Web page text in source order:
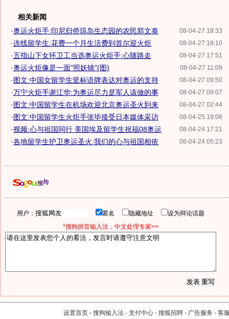
相关新闻
08-04-27 18:33
·奥运火炬手:印尼归侨琼岛生态园的农民郑文泰
08-04-27 18:10
·连线留学生:花费一个月生活费到首尔迎火炬
08-04-27 17:51
·五指山下女环卫工当选奥运火炬手:心随路走
08-04-27 11:09
·奥运火炬像是一面"照妖镜"(图)
08-04-27 09:50
·图文:中国女留学生竖标语牌表达对奥运的支持
08-04-27 09:07
·万宁火炬手谢江华:为奥运尽力是军人该做的事
08-04-27 02:44
·图文:中国留学生在机场欢迎北京奥运圣火到来
08-04-25 19:06
·图文:中国留学生火炬手张毕接受日本媒体采访
08-04-24 17:21
·视频:心与祖国同行 美国埃及留学生祝福08奥运
08-04-24 05:23
·各地留学生护卫奥运圣火:我们的心与祖国相依
用户： 匿名 隐藏地址
设为辩论话题
*搜狗拼音输入法，中文处理专家>>
设置首页 - 搜狗输入法 - 支付中心 - 搜狐招聘 - 广告服务 - 客